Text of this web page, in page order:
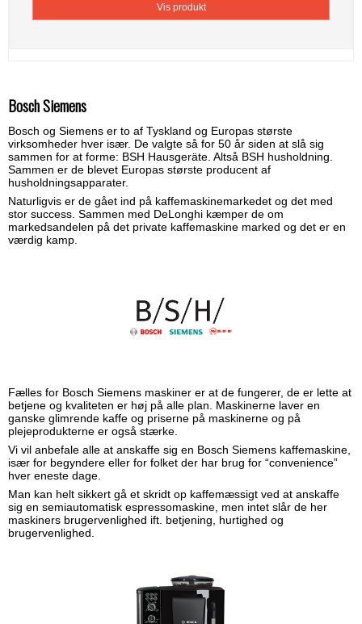
Vis produkt
Bosch Siemens
Bosch og Siemens er to af Tyskland og Europas største
virksomheder hver især. De valgte så for 50 år siden at slå sig
sammen for at forme: BSH Hausgeräte. Altså BSH husholdning.
Sammen er de blevet Europas største producent af
husholdningsapparater.
Naturligvis er de gået ind på kaffemaskinemarkedet og det med
stor success. Sammen med DeLonghi kæmper de om
markedsandelen på det private kaffemaskine marked og det er en
værdig kamp.
Fælles for Bosch Siemens maskiner er at de fungerer, de er lette at
betjene og kvaliteten er høj på alle plan. Maskinerne laver en
ganske glimrende kaffe og priserne på maskinerne og på
plejeprodukterne er også stærke.
Vi vil anbefale alle at anskaffe sig en Bosch Siemens kaffemaskine,
især for begyndere eller for folket der har brug for “convenience”
hver eneste dage.
Man kan helt sikkert gå et skridt op kaffemæssigt ved at anskaffe
sig en semiautomatisk espressomaskine, men intet slår de her
maskiners brugervenlighed ift. betjening, hurtighed og
brugervenlighed.